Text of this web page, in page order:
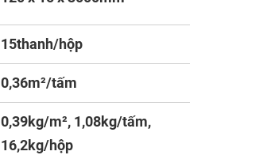
15thanh/hộp
0,36m²/tấm
0,39kg/m², 1,08kg/tấm,
16,2kg/hộp